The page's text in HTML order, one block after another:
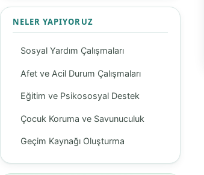
NELER YAPIYORUZ
Sosyal Yardım Çalışmaları
Afet ve Acil Durum Çalışmaları
Eğitim ve Psikososyal Destek
Çocuk Koruma ve Savunuculuk
Geçim Kaynağı Oluşturma